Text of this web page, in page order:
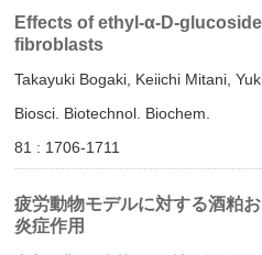
Effects of ethyl-α-D-
fibroblasts
Takayuki Bogaki, Keiichi Mitani,
Biosci. Biotechnol. Biochem.
81 : 1706-1711
疲労動物モデルに対する酒粕
炎症作用